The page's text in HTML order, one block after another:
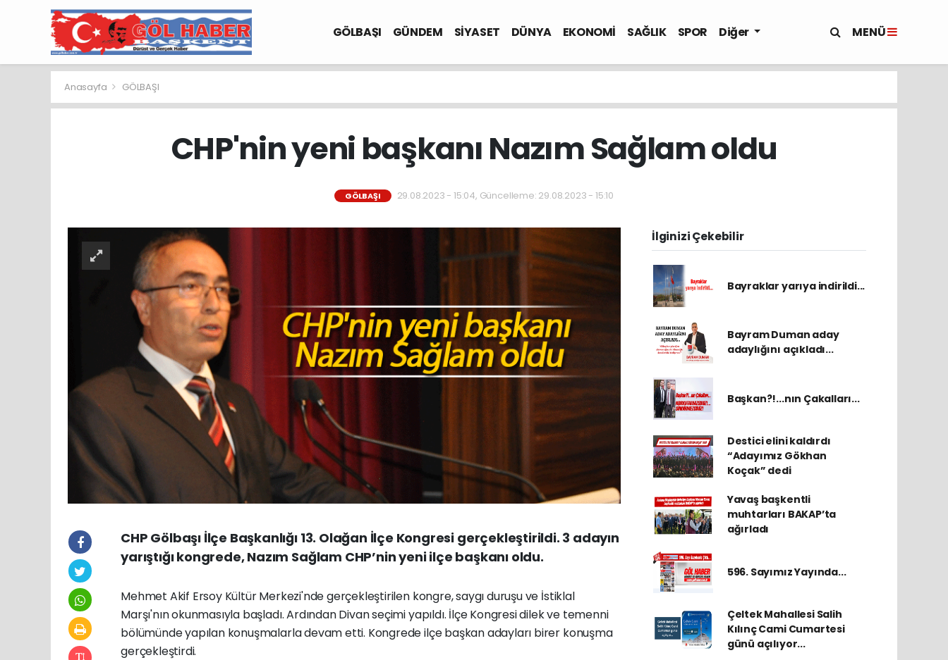
GÖLBAŞI GÜNDEM SİYASET DÜNYA EKONOMİ SAĞLIK SPOR Diğer MENÜ
Anasayfa GÖLBAŞI
CHP'nin yeni başkanı Nazım Sağlam oldu
GÖLBAŞI 29.08.2023 - 15:04, Güncelleme: 29.08.2023 - 15:10
CHP Gölbaşı İlçe Başkanlığı 13. Olağan İlçe Kongresi gerçekleştirildi. 3 adayın
yarıştığı kongrede, Nazım Sağlam CHP’nin yeni ilçe başkanı oldu.
Mehmet Akif Ersoy Kültür Merkezi'nde gerçekleştirilen kongre, saygı duruşu ve İstiklal
Marşı'nın okunmasıyla başladı. Ardından Divan seçimi yapıldı. İlçe Kongresi dilek ve temenni
bölümünde yapılan konuşmalarla devam etti. Kongrede ilçe başkan adayları birer konuşma
gerçekleştirdi.
İlginizi Çekebilir
Bayraklar yarıya indirildi...
Bayram Duman aday
adaylığını açıkladı...
Başkan?!...nın Çakalları...
Destici elini kaldırdı
“Adayımız Gökhan
Koçak” dedi
Yavaş başkentli
muhtarları BAKAP’ta
ağırladı
596. Sayımız Yayında...
Çeltek Mahallesi Salih
Kılınç Cami Cumartesi
günü açılıyor...